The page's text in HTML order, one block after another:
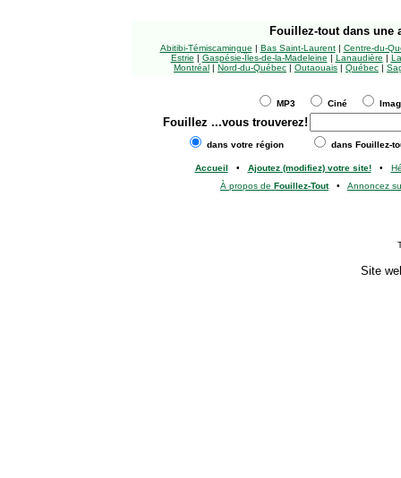
Fouillez-tout dans une
Abitibi-Témiscamingue | Bas Saint-Laurent| Centre-du-
Estrie | Gaspésie-Îles-de-la-Madeleine | Lanaudière |
Montréal | Nord-du-Québec | Outaouais | Québec |
MP3 Ciné
Fouillez ...vous trouverez!
dans votre région dans Fouillez-
Accueil • Ajoutez (modifiez) votre site!•
À propos de Fouillez-Tout• Annoncez
Site